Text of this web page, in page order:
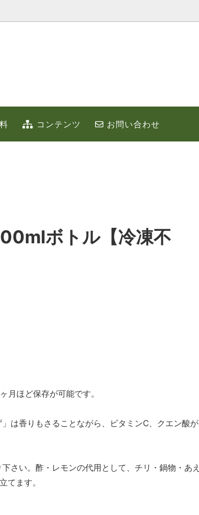
コンテンツ お問い合わせ
ボトル【冷凍不
ほど保存が可能です。
は香りもさることながら、ビタミンC、クエン酸が
さい。酢・レモンの代用として、チリ・鍋物・あえ
てます。